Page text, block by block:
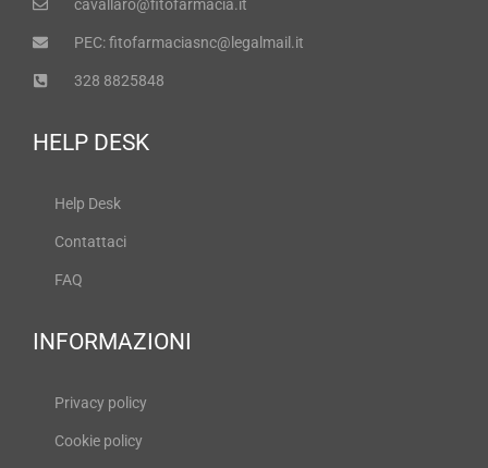
cavallaro@fitofarmacia.it
PEC: fitofarmaciasnc@legalmail.it
328 8825848
HELP DESK
Help Desk
Contattaci
FAQ
INFORMAZIONI
Privacy policy
Cookie policy